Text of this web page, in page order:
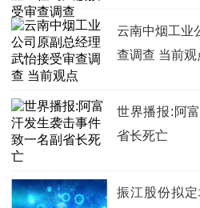
云南中烟工业
查调查 当前观
世界播报:阿
省长死亡
振江股份拟